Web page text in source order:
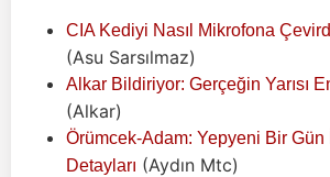
CIA Kediyi Nasıl Mikrofona
(Asu Sarsılmaz)
Alkar Bildiriyor: Gerçeğin Yarısı
(Alkar)
Örümcek-Adam: Yepyeni Bir
Detayları (Aydın Mtc)